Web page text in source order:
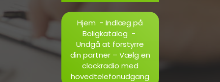
Hjem - Indlæg på
Boligkatalog -
Undgå at forstyrre
din partner – Vælg en
clockradio med
hovedtelefonudgang